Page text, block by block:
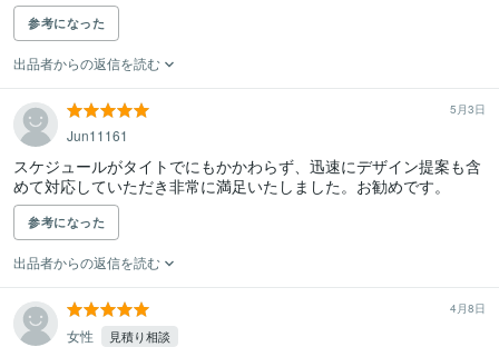
参考になった
出品者からの返信を読む
5月3日
Jun11161
スケジュールがタイトでにもかかわらず、迅速にデザイン提案も含
めて対応していただき非常に満足いたしました。お勧めです。
参考になった
出品者からの返信を読む
4月8日
女性 見積り相談